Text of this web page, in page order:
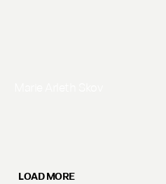
LOAD MORE